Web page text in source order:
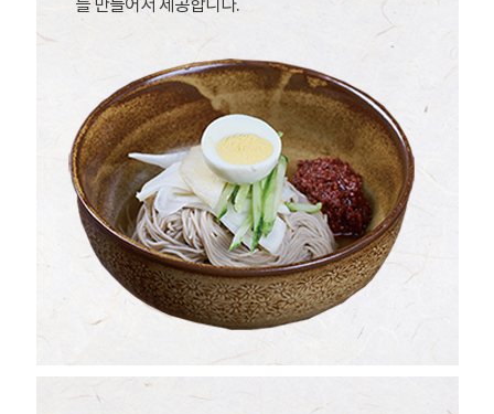
를 만들어서 제공합니다.